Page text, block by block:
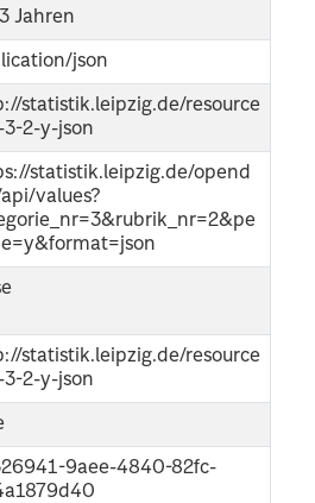
Jahren
json
statistik.leipzig.de/resource
3-2-y-json
statistik.leipzig.de/opend
values?
statistik.leipzig.de/resource
3-2-y-json
9aee-4840-82fc-